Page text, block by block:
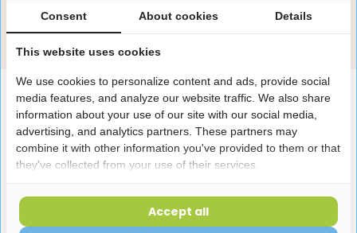
Productomschrijving
Reviews
Stuur e-mail
Laatst bekeken producten
Consent About cookies Details
This website uses cookies
We use cookies to personalize content and ads, provide social
media features, and analyze our website traffic. We also share
information about your use of our site with our social media,
advertising, and analytics partners. These partners may
combine it with other information you've provided to them or that
they've collected from your use of their services.
Accept all